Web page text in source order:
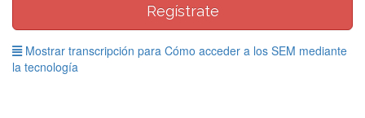
Regístrate
Mostrar transcripción para Cómo acceder a los SEM mediante
la tecnología